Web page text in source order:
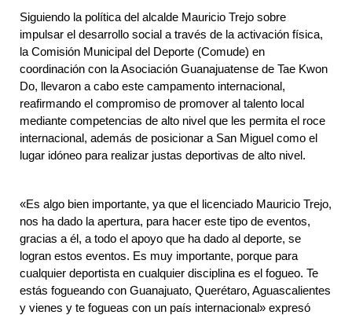
Siguiendo la política del alcalde Mauricio Trejo sobre
impulsar el desarrollo social a través de la activación física,
la Comisión Municipal del Deporte (Comude) en
coordinación con la Asociación Guanajuatense de Tae Kwon
Do, llevaron a cabo este campamento internacional,
reafirmando el compromiso de promover al talento local
mediante competencias de alto nivel que les permita el roce
internacional, además de posicionar a San Miguel como el
lugar idóneo para realizar justas deportivas de alto nivel.
«Es algo bien importante, ya que el licenciado Mauricio Trejo,
nos ha dado la apertura, para hacer este tipo de eventos,
gracias a él, a todo el apoyo que ha dado al deporte, se
logran estos eventos. Es muy importante, porque para
cualquier deportista en cualquier disciplina es el fogueo. Te
estás fogueando con Guanajuato, Querétaro, Aguascalientes
y vienes y te fogueas con un país internacional» expresó